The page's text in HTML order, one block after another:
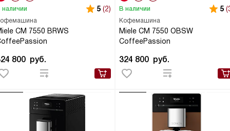
CM 7550 BRWS
наличии 5 (2)
800 руб.
Кофемашина
Miele CM 7550 OBSW
CoffeePassion
В наличии 5
324 800 руб.